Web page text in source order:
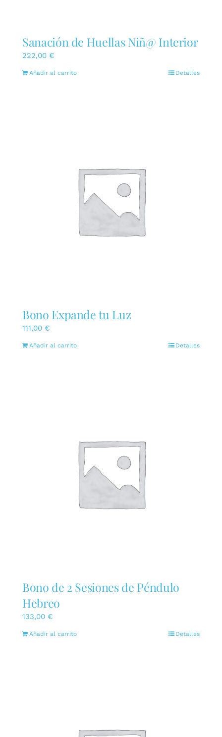
Sanación de Huellas Niñ@ Interior
222,00 €
Añadir al carrito Detalles
Bono Expande tu Luz
111,00 €
Añadir al carrito Detalles
Bono de 2 Sesiones de Péndulo
Hebreo
133,00 €
Añadir al carrito Detalles